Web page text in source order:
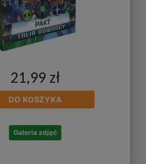
21,99 zł
DO KOSZYKA
Galeria zdjęć